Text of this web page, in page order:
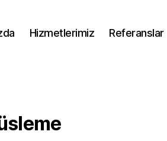
Hizmetlerimiz Referanslar